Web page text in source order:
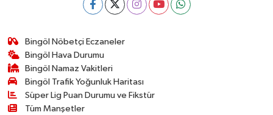
Bingöl Nöbetçi Eczaneler
Bingöl Hava Durumu
Bingöl Namaz Vakitleri
Bingöl Trafik Yoğunluk Haritası
Süper Lig Puan Durumu ve Fikstür
Tüm Manşetler